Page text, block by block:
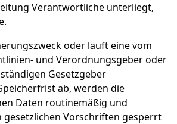
Verantwortliche unterliegt,
oder läuft eine vom
und Verordnungsgeber oder
Gesetzgeber
ab, werden die
Daten routinemäßig und
gesetzlichen Vorschriften gesperrt